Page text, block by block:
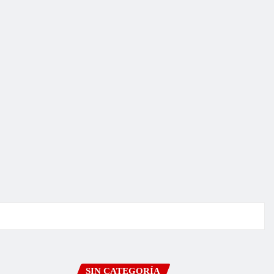
SIN CATEGORÍA